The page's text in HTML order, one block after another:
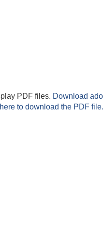
PDF files. Download
to download the PDF file.